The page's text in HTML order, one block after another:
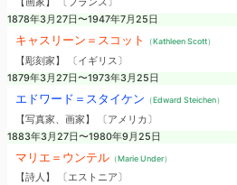
1878年3月27日〜1947年7月25日
キャスリーン＝スコット （Kathleen Scott）
【彫刻家】 〔イギリス〕
1879年3月27日〜1973年3月25日
エドワード＝スタイケン （Edward Steichen）
【写真家、画家】 〔アメリカ〕
1883年3月27日〜1980年9月25日
マリエ＝ウンテル（Marie Under）
【詩人】 〔エストニア〕